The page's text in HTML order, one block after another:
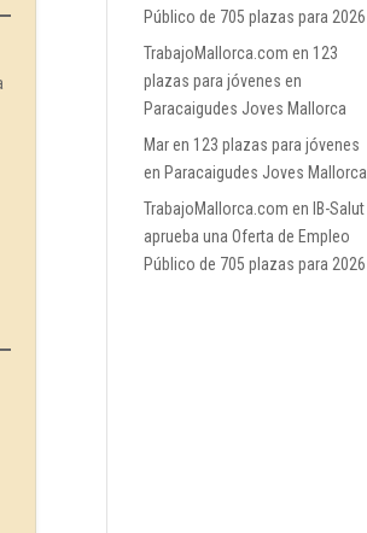
Público de 705 plazas para 2026
TrabajoMallorca.com en 123
plazas para jóvenes en
Paracaigudes Joves Mallorca
Maren 123 plazas para jóvenes
en Paracaigudes Joves Mallorca
TrabajoMallorca.com en IB-Salut
aprueba una Oferta de Empleo
Público de 705 plazas para 2026